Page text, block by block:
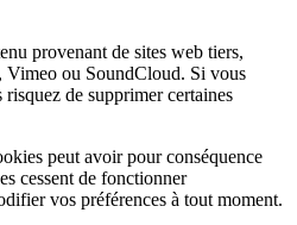
provenant de sites web tiers,
Vimeo ou SoundCloud. Si vous
de supprimer certaines
peut avoir pour conséquence
cessent de fonctionner
vos préférences à tout moment.